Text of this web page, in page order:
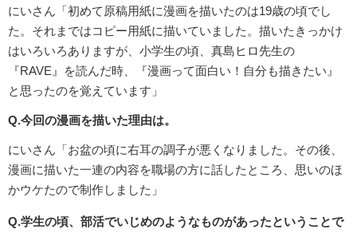
にいさん「初めて原稿用紙に漫画を描いたのは19歳の頃でし
た。それまではコピー用紙に描いていました。描いたきっかけ
はいろいろありますが、小学生の頃、真島ヒロ先生の
『RAVE』を読んだ時、『漫画って面白い！自分も描きたい』
と思ったのを覚えています」
Q.今回の漫画を描いた理由は。
にいさん「お盆の頃に右耳の調子が悪くなりました。その後、
漫画に描いた一連の内容を職場の方に話したところ、思いのほ
かウケたので制作しました」
Q.学生の頃、部活でいじめのようなものがあったということで